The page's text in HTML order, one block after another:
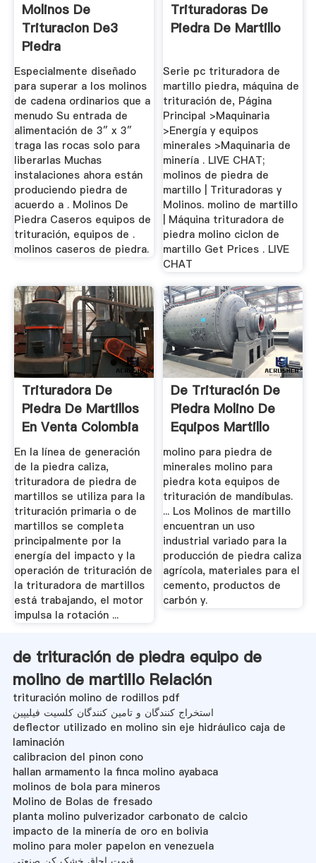
Molinos De
Trituracion De3
Piedra
Especialmente diseñado
para superar a los molinos
de cadena ordinarios que a
menudo Su entrada de
alimentación de 3″ x 3″
traga las rocas solo para
liberarlas Muchas
instalaciones ahora están
produciendo piedra de
acuerdo a . Molinos De
Piedra Caseros equipos de
trituración, equipos de .
molinos caseros de piedra.
Trituradoras De
Piedra De Martillo
Serie pc trituradora de
martillo piedra, máquina de
trituración de, Página
Principal >Maquinaria
>Energía y equipos
minerales >Maquinaria de
minería . LIVE CHAT;
molinos de piedra de
martillo | Trituradoras y
Molinos. molino de martillo
| Máquina trituradora de
piedra molino ciclon de
martillo Get Prices . LIVE
CHAT
Trituradora De
Piedra De Martillos
En Venta Colombia
En la línea de generación
de la piedra caliza,
trituradora de piedra de
martillos se utiliza para la
trituración primaria o de
martillos se completa
principalmente por la
energía del impacto y la
operación de trituración de
la trituradora de martillos
está trabajando, el motor
impulsa la rotación ...
De Trituración De
Piedra Molino De
Equipos Martillo
molino para piedra de
minerales molino para
piedra kota equipos de
trituración de mandíbulas.
... Los Molinos de martillo
encuentran un uso
industrial variado para la
producción de piedra caliza
agrícola, materiales para el
cemento, productos de
carbón y.
de trituración de piedra equipo de
molino de martillo Relación
trituración molino de rodillos pdf
استخراج کنندگان و تامین کنندگان کلسیت فیلیپین
deflector utilizado en molino sin eje hidráulico caja de
laminación
calibracion del pinon cono
hallan armamento la finca molino ayabaca
molinos de bola para mineros
Molino de Bolas de fresado
planta molino pulverizador carbonato de calcio
impacto de la minería de oro en bolivia
molino para moler papelon en venezuela